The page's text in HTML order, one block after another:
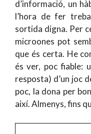
d’informació, un
l’hora de fer
sortida digna. Per
microones pot
que és certa. He
és ver, poc fiable:
resposta) d’un joc
poc, la dona per
així. Almenys, fins